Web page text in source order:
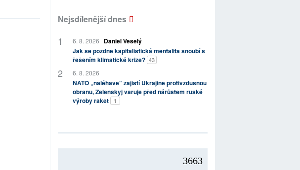
Nejsdílenější dnes
6. 8. 2026
Daniel Veselý
Jak se pozdně kapitalistická mentalita snoubí s
řešením klimatické krize? 43
6. 8. 2026
NATO „naléhavě“ zajistí Ukrajině protivzdušnou
obranu, Zelenskyj varuje před nárůstem ruské
výroby raket
1
3663